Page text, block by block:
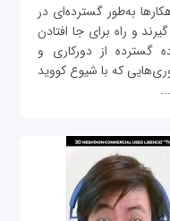
راهکارها به‌طور گسترده‌ای در
و راه برای جا افتادن
گسترده از دورکاری و
که با شیوع کووید